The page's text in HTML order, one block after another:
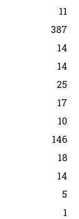
11
387
14
14
25
17
10
146
18
14
5
1